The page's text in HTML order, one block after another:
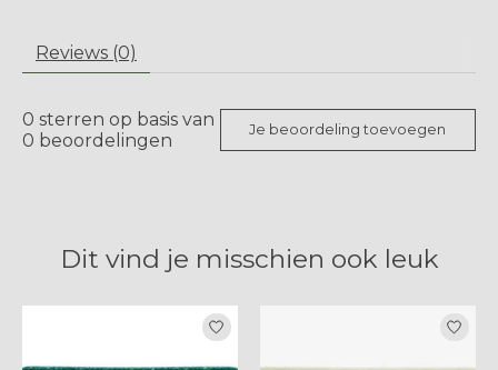
Reviews (0)
0 sterren op basis van
0 beoordelingen Je beoordeling toevoegen
Dit vind je misschien ook leuk
Items van productcarrousel